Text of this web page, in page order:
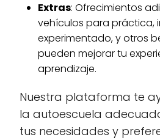
Extras: Ofrecimientos
vehículos para práctica,
experimentado, y otros
pueden mejorar tu
aprendizaje.
Nuestra plataforma te
la autoescuela
tus necesidades y